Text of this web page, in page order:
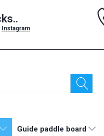
Instagram
Guide paddle board